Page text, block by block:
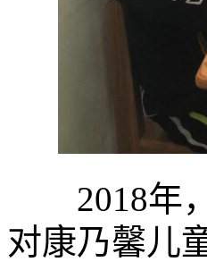
2018年，
对康乃馨儿